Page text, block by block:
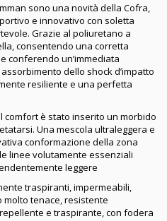
sono una novità della Cofra,
e innovativo con soletta
Grazie al poliuretano a
consentendo una corretta
conferendo un’immediata
dello shock d’impatto
resiliente e una perfetta
è stato inserito un morbido
Una mescola ultraleggera e
conformazione della zona
linee volutamente essenziali
leggere
traspiranti, impermeabili,
molto tenace, resistente
e traspirante, con fodera